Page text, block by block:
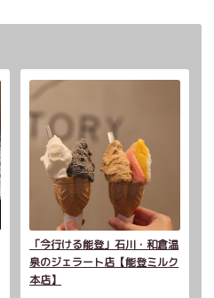
「今行ける能登」石川・和倉温
泉のジェラート店【能登ミルク
本店】